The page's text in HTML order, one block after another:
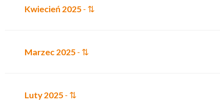
Kwiecień 2025- ⇅
Marzec 2025- ⇅
Luty 2025- ⇅